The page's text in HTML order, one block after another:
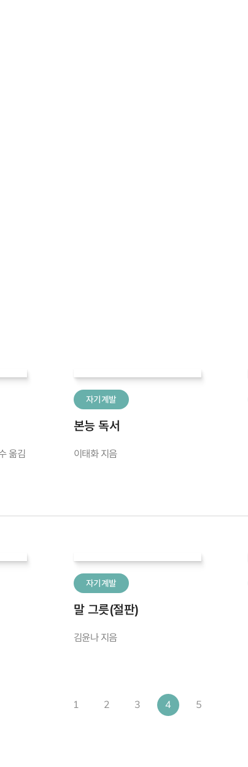
옮김
자기계발
본능 독서
이태화 지음
자기계발
말 그릇(절판)
김윤나 지음
1 2 3 4 5